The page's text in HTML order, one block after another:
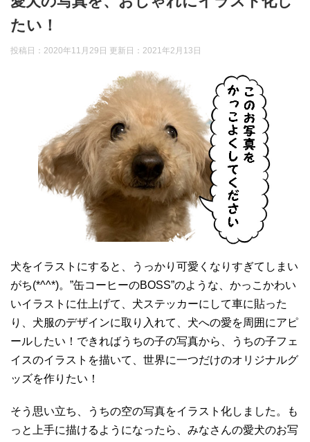
たい！
投稿日：2020年11月29日 更新日： 2021年2月13日
犬をイラストにすると、うっかり可愛くなりすぎてしまい
がち(*^^*)。”缶コーヒーのBOSS”のような、かっこかわい
いイラストに仕上げて、犬ステッカーにして車に貼った
り、犬服のデザインに取り入れて、犬への愛を周囲にアピ
ールしたい！できればうちの子の写真から、うちの子フェ
イスのイラストを描いて、世界に一つだけのオリジナルグ
ッズを作りたい！
そう思い立ち、うちの空の写真をイラスト化しました。も
っと上手に描けるようになったら、みなさんの愛犬のお写